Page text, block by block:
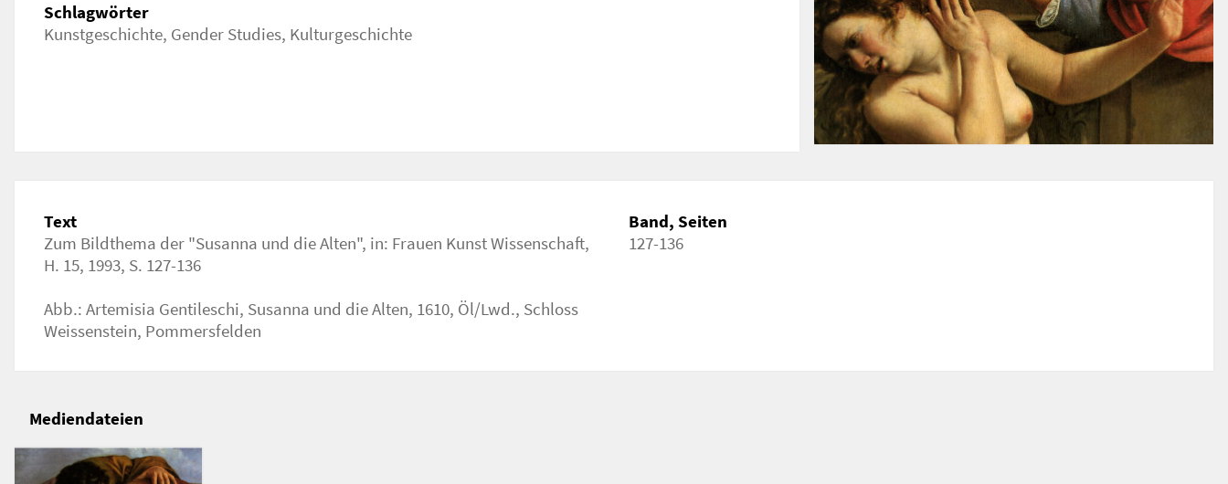
Schlagwörter
Kunstgeschichte, Gender Studies, Kulturgeschichte
Text
Zum Bildthema der "Susanna und die Alten", in: Frauen Kunst Wissenschaft,
H. 15, 1993, S. 127-136
Abb.: Artemisia Gentileschi, Susanna und die Alten, 1610, Öl/Lwd., Schloss
Weissenstein, Pommersfelden
Band, Seiten
127-136
Mediendateien